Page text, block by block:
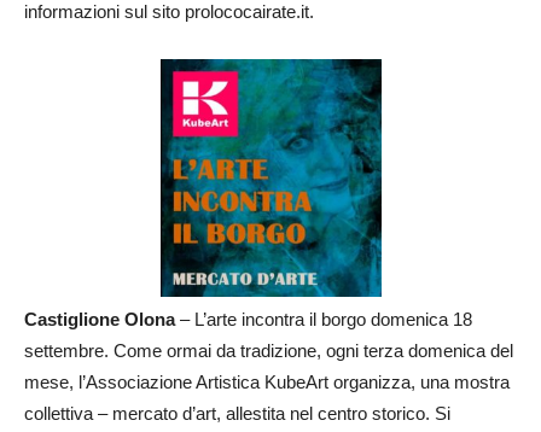
informazioni sul sito prolococairate.it.
Castiglione Olona– L’arte incontra il borgo domenica 18
settembre. Come ormai da tradizione, ogni terza domenica del
mese, l’Associazione Artistica KubeArt organizza, una mostra
collettiva – mercato d’art, allestita nel centro storico. Si